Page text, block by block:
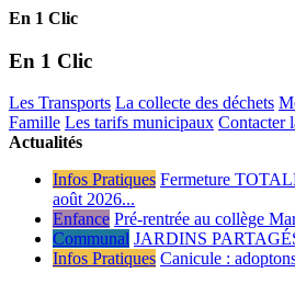
En 1 Clic
En 1 Clic
Les Transports La collecte des déchets
Famille Les tarifs municipaux Contacter
Actualités
Infos Pratiques Fermeture
août 2026...
Enfance Pré-rentrée au collège
Communal JARDINS
Infos Pratiques Canicule :